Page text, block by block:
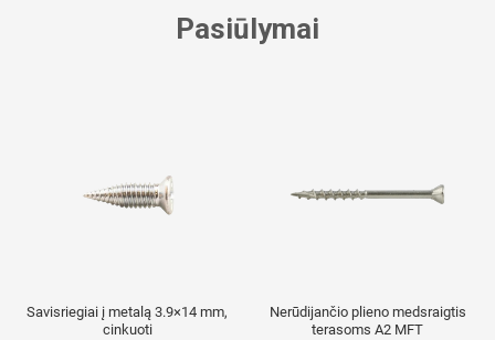
Pasiūlymai
Savisriegiai į metalą 3.9×14 mm,
cinkuoti
Nerūdijančio plieno medsraigtis
terasoms A2 MFT